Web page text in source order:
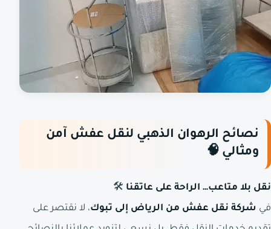
نصائح الرهوان الذهبي لنقل عفش آمن
ومثالي 🧠
نقل بلا متاعب… الراحة على عاتقنا 🛠️
في شركة نقل عفش من الرياض إلى تبوك، لا نقتصر على